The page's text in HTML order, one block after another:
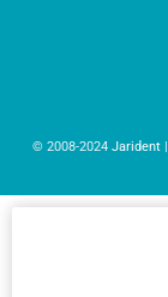
© 2008-2024 Jarident